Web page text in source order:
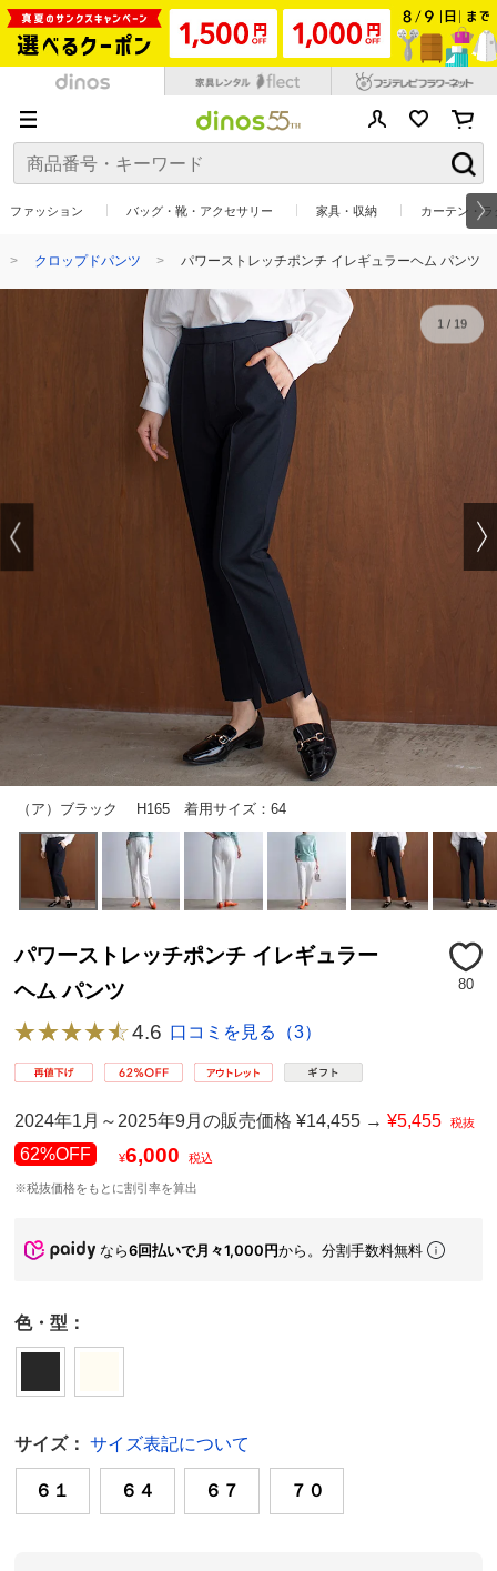
ファッション バッグ・靴・アクセサリー 家具・収納 カーテン・
クロップドパンツ パワーストレッチポンチ イレギュラーヘム パンツ
（ア）ブラック H165 着用サイズ：64
1/ 19
パワーストレッチポンチ イレギュラー
ヘム パンツ
80
4.6 口コミを見る（3）
2024年1月～2025年9月の販売価格 ¥14,455 →¥5,455 税抜
62%OFF ¥6,000 税込
※税抜価格をもとに割引率を算出
なら6回払いで月々1,000円から。分割手数料無料
色・型：
サイズ： サイズ表記について
６１ ６４ ６７ ７０